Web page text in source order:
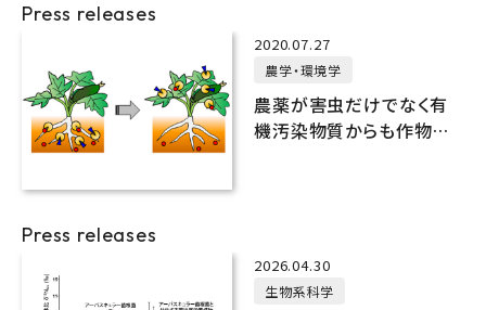
Press releases
2020.07.27
農学・環境学
農薬が害虫だけでなく有
機汚染物質からも作物を
Press releases
2026.04.30
生物系科学